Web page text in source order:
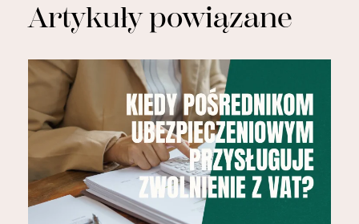
Artykuły powiązane